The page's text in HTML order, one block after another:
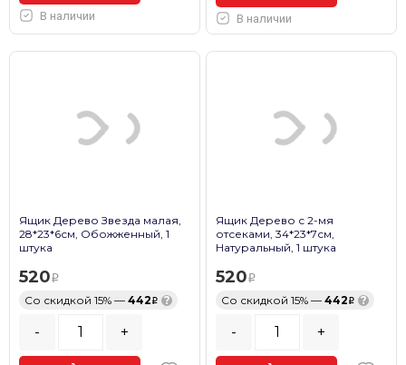
В наличии В наличии
Ящик Дерево Звезда малая,
28*23*6см, Обожженный, 1
штука
520
Со скидкой 15% — 442 ?
- +
Ящик Дерево с 2-мя
отсеками, 34*23*7см,
Натуральный, 1 штука
520
Со скидкой 15% — 442 ?
- +